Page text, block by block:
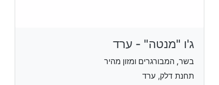
ג'ו "מנטה" - ערד
בשר, המבורגרים ומזון מהיר
תחנת דלק, ערד